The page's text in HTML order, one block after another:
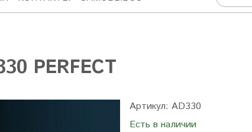
PERFECT
Артикул: AD330
Есть в наличии